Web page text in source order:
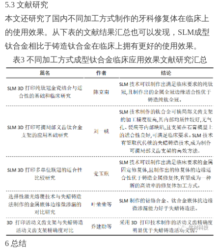
5.3 文献研究
本文还研究了国内不同加工方式制作的牙科修复体在临床上
的使用效果。从下表的文献结果汇总也可以发现，SLM成型
钛合金相比于铸造钛合金在临床上拥有更好的使用效果。
表3 不同加工方式成型钛合金临床应用效果文献研究汇总
6 总结